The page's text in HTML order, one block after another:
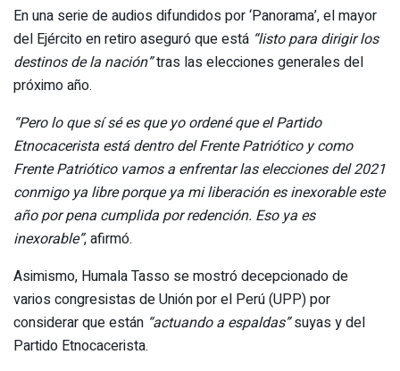
En una serie de audios difundidos por ‘Panorama’, el mayor
del Ejército en retiro aseguró que está “listo para dirigir los
destinos de la nación”tras las elecciones generales del
próximo año.
“Pero lo que sí sé es que yo ordené que el Partido
Etnocacerista está dentro del Frente Patriótico y como
Frente Patriótico vamos a enfrentar las elecciones del 2021
conmigo ya libre porque ya mi liberación es inexorable este
año por pena cumplida por redención. Eso ya es
inexorable”, afirmó.
Asimismo, Humala Tasso se mostró decepcionado de
varios congresistas de Unión por el Perú (UPP) por
considerar que están “actuando a espaldas”suyas y del
Partido Etnocacerista.